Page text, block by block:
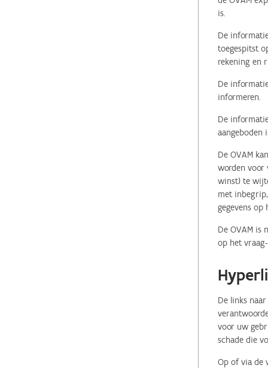
is.
De
toegespitst
rekening en
De
informeren.
De
aangeboden
De OVAM
worden voor
winst) te
met
gegevens
De OVAM is
op het
De links
voor uw
schade die
Op of via de